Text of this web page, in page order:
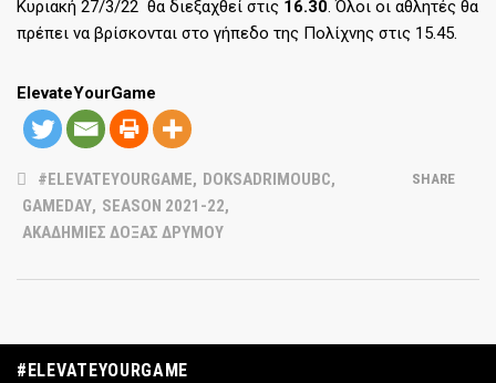
Κυριακή 27/3/22 θα διεξαχθεί στις 16.30. Όλοι οι αθλητές θα
πρέπει να βρίσκονται στο γήπεδο της Πολίχνης στις 15.45.
ElevateYourGame
#ELEVATEYOURGAME, DOKSADRIMOUBC,
GAMEDAY, SEASON 2021-22,
ΑΚΑΔΗΜΊΕΣ ΔΌΞΑΣ ΔΡΥΜΟΎ
SHARE
#ELEVATEYOURGAME